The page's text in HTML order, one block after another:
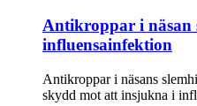
Antikroppar i näsan
influensainfektion
Antikroppar i näsans
skydd mot att insjukna i